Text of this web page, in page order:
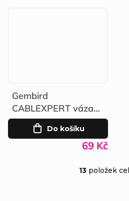
Gembird
CABLEXPERT vázací
páska 250 x 3,6mm
100ks
69 Kč
Do košíku
13položek